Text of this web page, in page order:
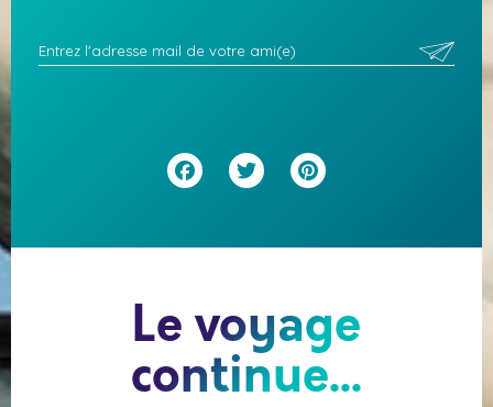
Facebook
Twitter
Le voyage
continue...